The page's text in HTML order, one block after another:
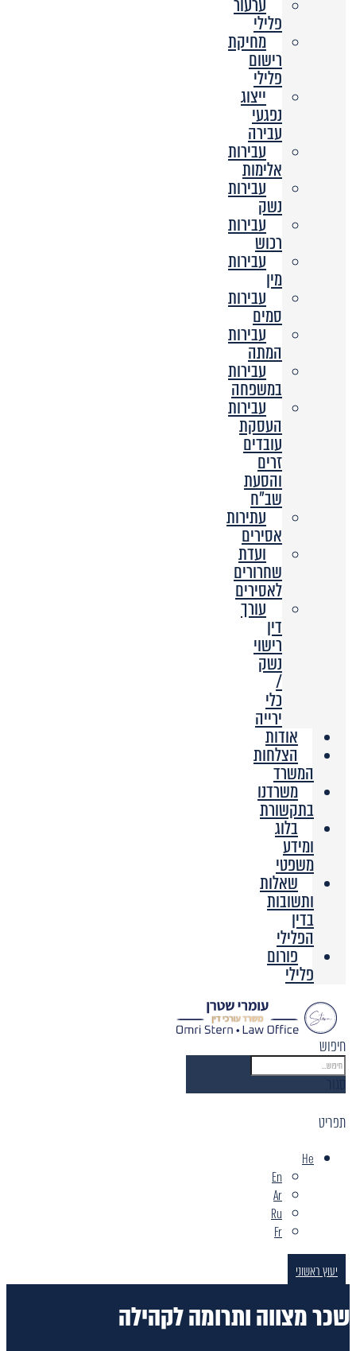
פלילי
מחיקת
רישום
פלילי
ייצוג
נפגעי
עבירה
עבירות
אלימות
עבירות
נשק
עבירות
רכוש
עבירות
מין
עבירות
סמים
עבירות
המתה
עבירות
במשפחה
עבירות
העסקת
עובדים
זרים
והסעת
שב”ח
עתירות
אסירים
ועדת
שחרורים
לאסירים
עורך
דין
רישוי
נשק
/
כלי
ירייה
אודות
הצלחות
המשרד
משרדנו
בתקשורת
בלוג
ומידע
משפטי
שאלות
ותשובות
בדין
הפלילי
פורום
פלילי
חיפוש
תפריט
He
En
Ar
Ru
Fr
יעוץ ראשוני
שכר מצווה ותרומה לקהילה